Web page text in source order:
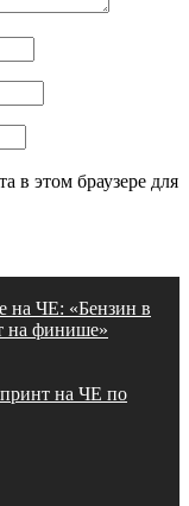
в этом браузере для
на ЧЕ: «Бензин в
на финише»
на ЧЕ по